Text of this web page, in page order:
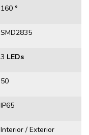
160 °
SMD2835
3 LEDs
50
IP65
Interior / Exterior